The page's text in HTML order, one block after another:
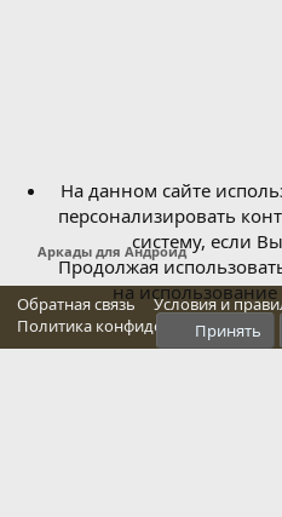
Аркады для Андроид
Обратная связь
Условия и
Политика конфиденциальности
На данном сайте
персонализировать
систему, если
Продолжая
на
Принять